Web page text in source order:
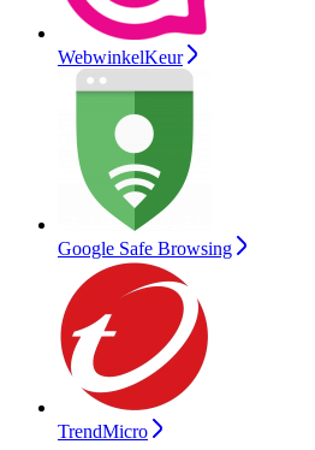
WebwinkelKeur
Google Safe Browsing
TrendMicro